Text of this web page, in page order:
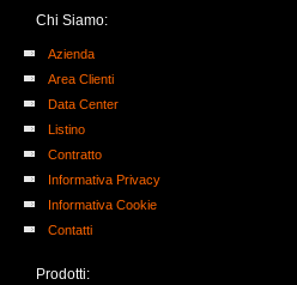
Chi Siamo:
Azienda
Area Clienti
Data Center
Listino
Contratto
Informativa Privacy
Informativa Cookie
Contatti
Prodotti: